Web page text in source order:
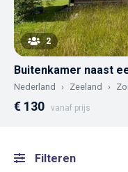
2
Nederland Zeeland
€ 130 vanaf prijs
Filteren